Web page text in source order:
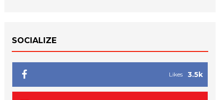
SOCIALIZE
3.5k
Likes